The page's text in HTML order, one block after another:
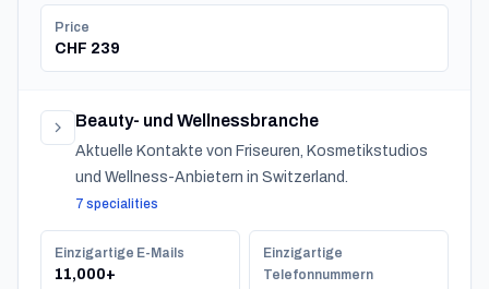
Price
CHF 239
Beauty- und Wellnessbranche
Aktuelle Kontakte von Friseuren, Kosmetikstudios
und Wellness-Anbietern in Switzerland.
7 specialities
Einzigartige E-Mails
11,000+
Einzigartige
Telefonnummern